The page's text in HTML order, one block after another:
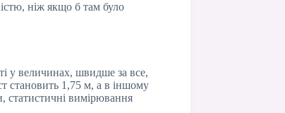
ніж якщо б там було
у величинах, швидше за все,
становить 1,75 м, а в іншому
статистичні вимірювання